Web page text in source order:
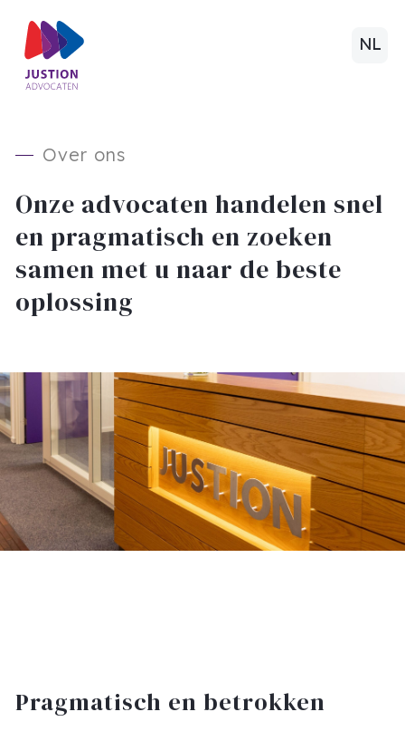
NL
Over ons
Onze advocaten handelen snel
en pragmatisch en zoeken
samen met u naar de beste
oplossing
Pragmatisch en betrokken